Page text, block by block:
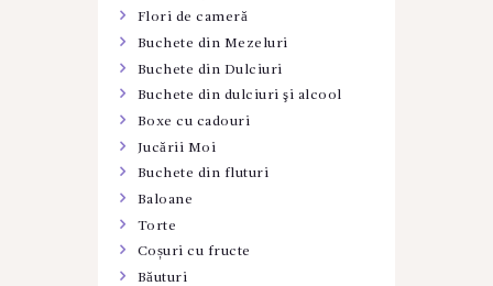
Flori de cameră
Buchete din Mezeluri
Buchete din Dulciuri
Buchete din dulciuri şi alcool
Boxe cu cadouri
Jucării Moi
Buchete din fluturi
Baloane
Torte
Coșuri cu fructe
Băuturi